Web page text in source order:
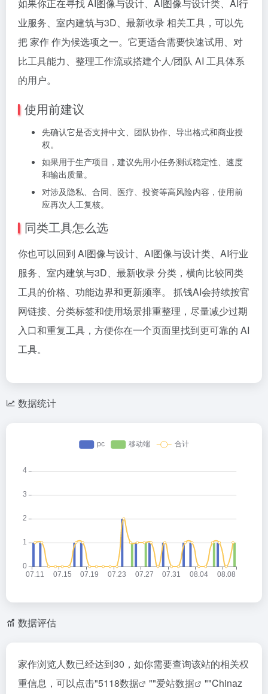
如果你正在寻找 AI图像与设计、AI图像与设计类、AI行
业服务、室内建筑与3D、最新收录 相关工具，可以先
把 家作 作为候选项之一。它更适合需要快速试用、对
比工具能力、整理工作流或搭建个人/团队 AI 工具体系
的用户。
使用前建议
先确认它是否支持中文、团队协作、导出格式和商业授
权。
如果用于生产项目，建议先用小任务测试稳定性、速度
和输出质量。
对涉及隐私、合同、医疗、投资等高风险内容，使用前
应再次人工复核。
同类工具怎么选
你也可以回到 AI图像与设计、AI图像与设计类、AI行业
服务、室内建筑与3D、最新收录 分类，横向比较同类
工具的价格、功能边界和更新频率。 抓钱AI会持续按官
网链接、分类标签和使用场景排重整理，尽量减少过期
入口和重复工具，方便你在一个页面里找到更可靠的 AI
工具。
数据统计
数据评估
家作浏览人数已经达到30，如你需要查询该站的相关权
重信息，可以点击"5118数据 ""爱站数据 ""Chinaz